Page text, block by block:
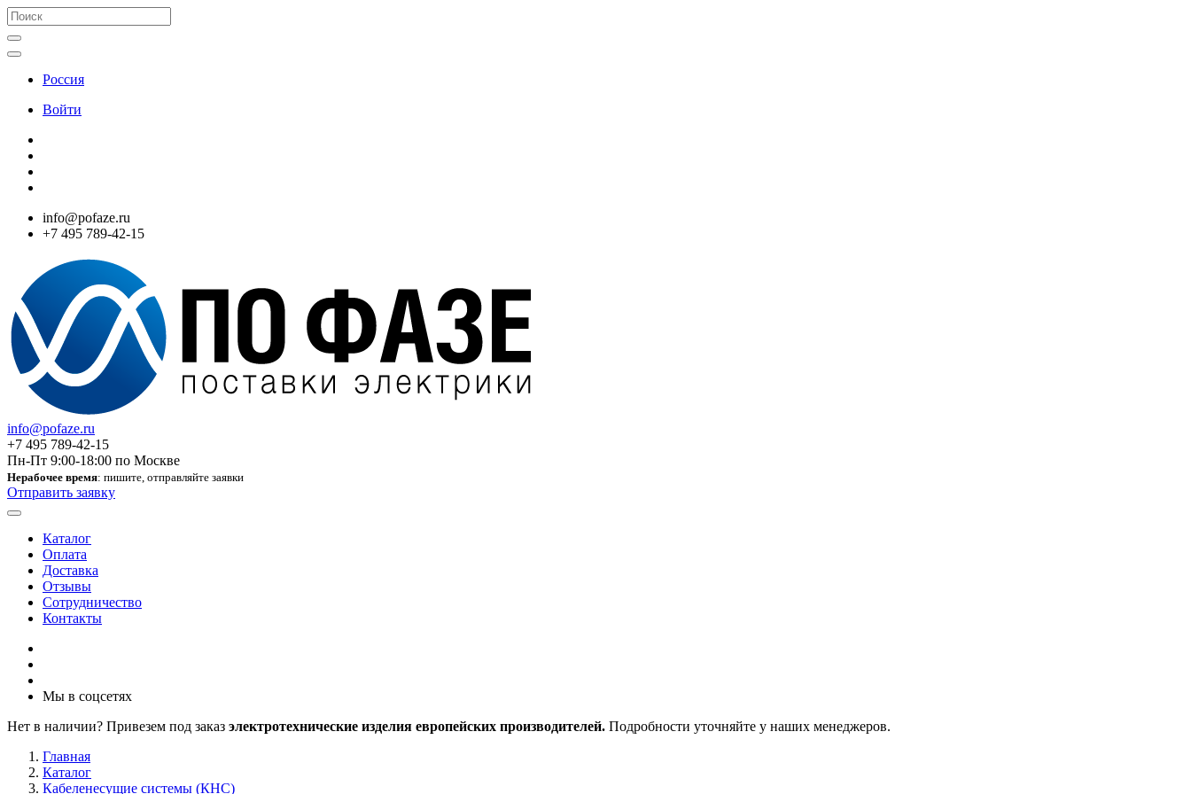
Россия
Войти
info@pofaze.ru
+7 495 789-42-15
info@pofaze.ru
+7 495 789-42-15
Пн-Пт 9:00-18:00 по Москве
Нерабочее время: пишите, отправляйте заявки
Отправить заявку
Каталог
Оплата
Доставка
Отзывы
Сотрудничество
Контакты
Мы в соцсетях
Нет в наличии? Привезем под заказ электротехнические изделия европейских производителей. Подробности уточняйте у наших менеджеров.
Главная
Каталог
Кабеленесущие системы (КНС)